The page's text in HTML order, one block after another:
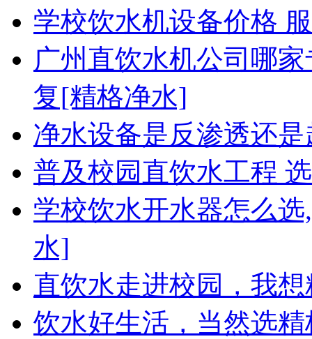
学校饮水机设备价格
广州直饮水机公司哪
复[精格净水]
净水设备是反渗透还
普及校园直饮水工程
学校饮水开水器怎么
水]
直饮水走进校园，我
饮水好生活，当然选